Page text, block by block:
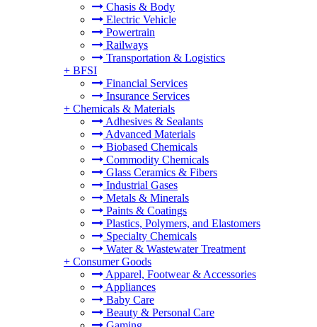
Chasis & Body
Electric Vehicle
Powertrain
Railways
Transportation & Logistics
+ BFSI
Financial Services
Insurance Services
+ Chemicals & Materials
Adhesives & Sealants
Advanced Materials
Biobased Chemicals
Commodity Chemicals
Glass Ceramics & Fibers
Industrial Gases
Metals & Minerals
Paints & Coatings
Plastics, Polymers, and Elastomers
Specialty Chemicals
Water & Wastewater Treatment
+ Consumer Goods
Apparel, Footwear & Accessories
Appliances
Baby Care
Beauty & Personal Care